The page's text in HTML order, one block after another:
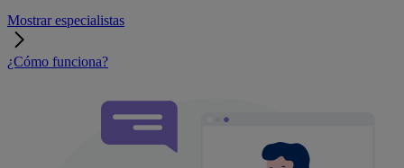
Mostrar especialistas
¿Cómo funciona?